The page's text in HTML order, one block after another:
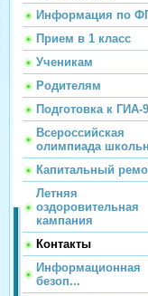
Информация по
Прием в 1 класс
Ученикам
Родителям
Подготовка к ГИА-9
Всероссийская
олимпиада
Капитальный
Летняя
оздоровительная
кампания
Контакты
Информационная
безоп...